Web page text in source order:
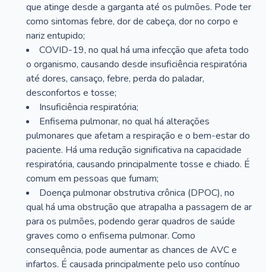
que atinge desde a garganta até os pulmões. Pode ter
como sintomas febre, dor de cabeça, dor no corpo e
nariz entupido;
COVID-19, no qual há uma infecção que afeta todo
o organismo, causando desde insuficiência respiratória
até dores, cansaço, febre, perda do paladar,
desconfortos e tosse;
Insuficiência respiratória;
Enfisema pulmonar, no qual há alterações
pulmonares que afetam a respiração e o bem-estar do
paciente. Há uma redução significativa na capacidade
respiratória, causando principalmente tosse e chiado. É
comum em pessoas que fumam;
Doença pulmonar obstrutiva crônica (DPOC), no
qual há uma obstrução que atrapalha a passagem de ar
para os pulmões, podendo gerar quadros de saúde
graves como o enfisema pulmonar. Como
consequência, pode aumentar as chances de AVC e
infartos. É causada principalmente pelo uso contínuo